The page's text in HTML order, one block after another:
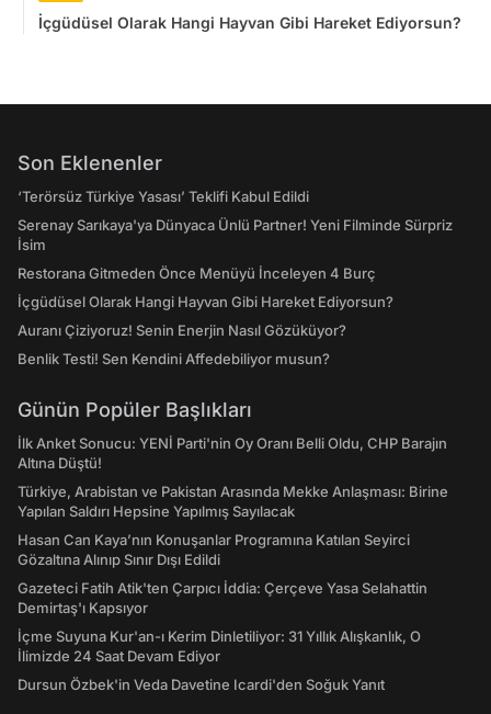
İçgüdüsel Olarak Hangi Hayvan Gibi Hareket Ediyorsun?
Son Eklenenler
‘Terörsüz Türkiye Yasası’ Teklifi Kabul Edildi
Serenay Sarıkaya'ya Dünyaca Ünlü Partner! Yeni Filminde Sürpriz
İsim
Restorana Gitmeden Önce Menüyü İnceleyen 4 Burç
İçgüdüsel Olarak Hangi Hayvan Gibi Hareket Ediyorsun?
Auranı Çiziyoruz! Senin Enerjin Nasıl Gözüküyor?
Benlik Testi! Sen Kendini Affedebiliyor musun?
Günün Popüler Başlıkları
İlk Anket Sonucu: YENİ Parti'nin Oy Oranı Belli Oldu, CHP Barajın
Altına Düştü!
Türkiye, Arabistan ve Pakistan Arasında Mekke Anlaşması: Birine
Yapılan Saldırı Hepsine Yapılmış Sayılacak
Hasan Can Kaya’nın Konuşanlar Programına Katılan Seyirci
Gözaltına Alınıp Sınır Dışı Edildi
Gazeteci Fatih Atik'ten Çarpıcı İddia: Çerçeve Yasa Selahattin
Demirtaş'ı Kapsıyor
İçme Suyuna Kur'an-ı Kerim Dinletiliyor: 31 Yıllık Alışkanlık, O
İlimizde 24 Saat Devam Ediyor
Dursun Özbek'in Veda Davetine Icardi'den Soğuk Yanıt